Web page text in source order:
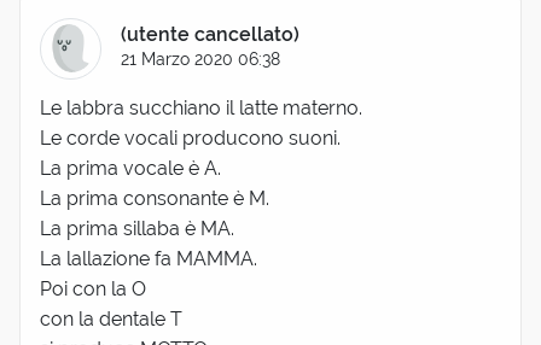
(utente cancellato)
21 Marzo 2020 06:38
Le labbra succhiano il latte materno.
Le corde vocali producono suoni.
La prima vocale è A.
La prima consonante è M.
La prima sillaba è MA.
La lallazione fa MAMMA.
Poi con la O
con la dentale T